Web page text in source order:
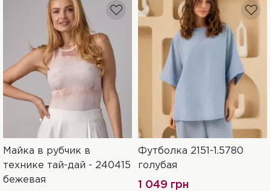
XXS xS
Майка в рубчик в
технике тай-дай - 240415
бежевая
52 S-M L-XL
Футболка 2151-1.5780
голубая
1 049 грн